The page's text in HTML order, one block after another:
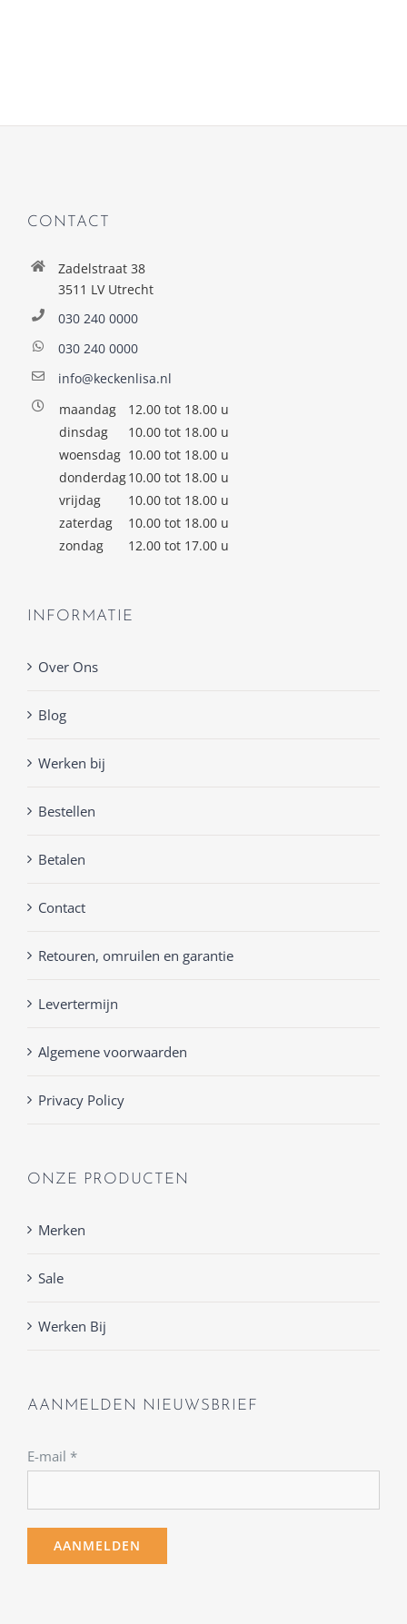
CONTACT
Zadelstraat 38
3511 LV Utrecht
030 240 0000
030 240 0000
info@keckenlisa.nl
maandag
12.00 tot 18.00 u
dinsdag
10.00 tot 18.00 u
woensdag 10.00 tot 18.00 u
donderdag10.00 tot 18.00 u
vrijdag
10.00 tot 18.00 u
zaterdag
10.00 tot 18.00 u
zondag
12.00 tot 17.00 u
INFORMATIE
Over Ons
Blog
Werken bij
Bestellen
Betalen
Contact
Retouren, omruilen en garantie
Levertermijn
Algemene voorwaarden
Privacy Policy
ONZE PRODUCTEN
Merken
Sale
Werken Bij
AANMELDEN NIEUWSBRIEF
E-mail *